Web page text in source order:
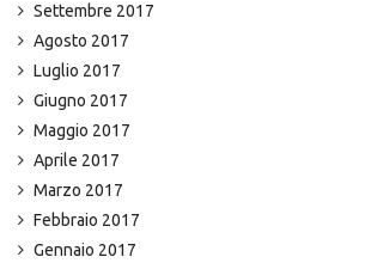
Settembre 2017
Agosto 2017
Luglio 2017
Giugno 2017
Maggio 2017
Aprile 2017
Marzo 2017
Febbraio 2017
Gennaio 2017